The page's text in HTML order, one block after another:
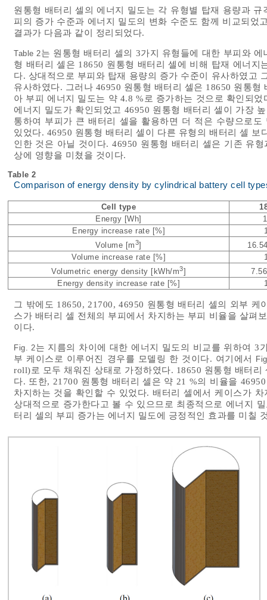
원통형 배터리 셀의 에너지 밀도는 각 유형별 탑재 용량과
피의 증가 수준과 에너지 밀도의 변화 수준도 함께 비교되었
결과가 다음과 같이 정리되었다.
Table 2는 원통형 배터리 셀의 3가지 유형들에 대한 부피와
형 배터리 셀은 18650 원통형 배터리 셀에 비해 탑재 에너
다. 상대적으로 부피와 탑재 용량의 증가 수준이 유사하였고
유사하였다. 그러나 46950 원통형 배터리 셀은 18650 원통
아 부피 에너지 밀도는 약 4.8 %로 증가하는 것으로 확인되
에너지 밀도가 확인되었고 46950 원통형 배터리 셀이 가장
통하여 부피가 큰 배터리 셀을 활용하면 더 적은 수량으로
있었다. 46950 원통형 배터리 셀이 다른 유형의 배터리 셀
인한 것은 아닐 것이다. 46950 원통형 배터리 셀은 기존 유
상에 영향을 미쳤을 것이다.
Table 2
Comparison of energy density by cylindrical battery cell
Cell type
Energy [Wh]
Energy increase rate [%]
Volume [m3
Volume increase rate [%]
Volumetric energy density [kWh/m3
Energy density increase rate [%]
그 밖에도 18650, 21700, 46950 원통형 배터리 셀의 외부
스가 배터리 셀 전체의 부피에서 차지하는 부피 비율을 살펴
이다.
Fig. 2는 지름의 차이에 대한 에너지 밀도의 비교를 위하여 3
부 케이스로 이루어진 경우를 모델링 한 것이다. 여기에서
roll)로 모두 채워진 상태로 가정하였다. 18650 원통형 배터
다. 또한, 21700 원통형 배터리 셀은 약 21 %의 비율을
차지하는 것을 확인할 수 있었다. 배터리 셀에서 케이스가
상대적으로 증가한다고 볼 수 있으므로 최종적으로 에너지
터리 셀의 부피 증가는 에너지 밀도에 긍정적인 효과를 미칠